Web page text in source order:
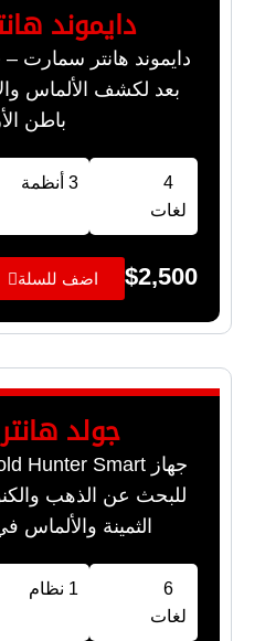
دايموند
دايموند هانتر سمارت
بعد لكشف الألماس
باطن
4
لغات
3 أنظمة
$2,500 اضف للسلة
جولد
للبحث عن الذهب
الثمينة
6
لغات
1 نظام